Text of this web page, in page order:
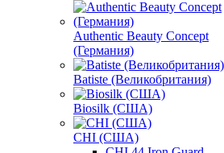
Authentic Beauty Concept
(Германия)
Batiste (Великобритания)
Biosilk (США)
CHI (США)